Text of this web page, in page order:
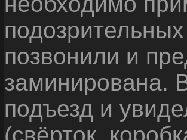
позвонили и
заминирована.
подъезд и